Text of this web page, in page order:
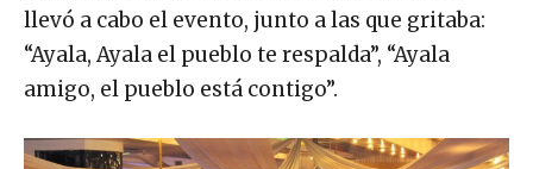
llevó a cabo el evento, junto a las que gritaba:
“Ayala, Ayala el pueblo te respalda”, “Ayala
amigo, el pueblo está contigo”.